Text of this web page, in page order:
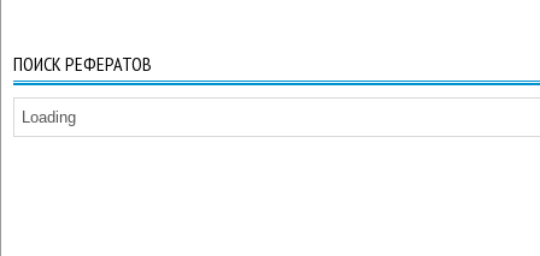
ПОИСК РЕФЕРАТОВ
Loading